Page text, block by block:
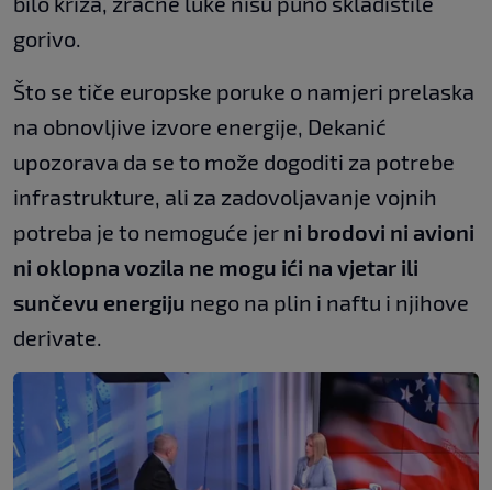
gorivo.
Što se tiče europske poruke o namjeri prelaska
na obnovljive izvore energije, Dekanić
upozorava da se to može dogoditi za potrebe
infrastrukture, ali za zadovoljavanje vojnih
potreba je to nemoguće jer ni brodovi ni avioni
ni oklopna vozila ne mogu ići na vjetar ili
sunčevu energiju nego na plin i naftu i njihove
derivate.